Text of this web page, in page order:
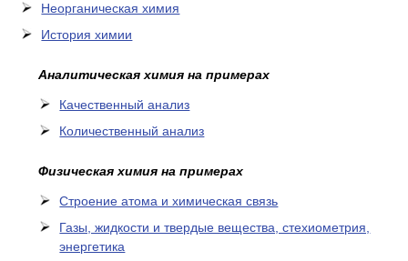
Неорганическая химия
История химии
Аналитическая химия на примерах
Качественный анализ
Количественный анализ
Физическая химия на примерах
Cтроение атома и химическая связь
Газы, жидкости и твердые вещества, стехиометрия,
энергетика